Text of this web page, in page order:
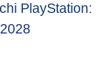
PlayStation: